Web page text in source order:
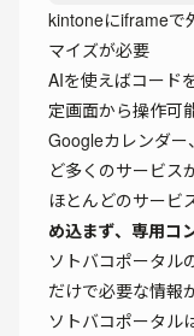
kintoneにiframeで
マイズが必要
AIを使えばコード
定画面から操作可
Googleカレンダ
ど多くのサービス
ほとんどのサービ
め込まず、専用コ
ソトバコポータル
だけで必要な情報
ソトバコポータル